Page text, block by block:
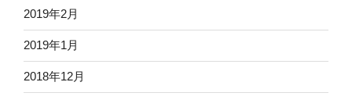
2019年2月
2019年1月
2018年12月